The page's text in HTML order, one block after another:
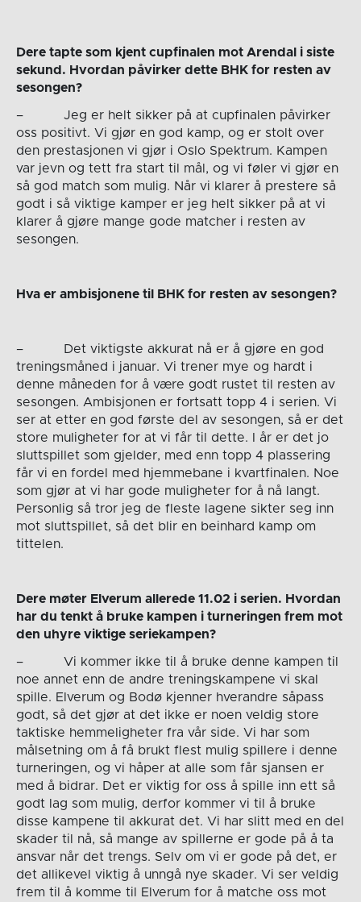
Dere tapte som kjent cupfinalen mot Arendal i siste
sekund. Hvordan påvirker dette BHK for resten av
sesongen?
– Jeg er helt sikker på at cupfinalen påvirker
oss positivt. Vi gjør en god kamp, og er stolt over
den prestasjonen vi gjør i Oslo Spektrum. Kampen
var jevn og tett fra start til mål, og vi føler vi gjør en
så god match som mulig. Når vi klarer å prestere så
godt i så viktige kamper er jeg helt sikker på at vi
klarer å gjøre mange gode matcher i resten av
sesongen.
Hva er ambisjonene til BHK for resten av sesongen?
– Det viktigste akkurat nå er å gjøre en god
treningsmåned i januar. Vi trener mye og hardt i
denne måneden for å være godt rustet til resten av
sesongen. Ambisjonen er fortsatt topp 4 i serien. Vi
ser at etter en god første del av sesongen, så er det
store muligheter for at vi får til dette. I år er det jo
sluttspillet som gjelder, med enn topp 4 plassering
får vi en fordel med hjemmebane i kvartfinalen. Noe
som gjør at vi har gode muligheter for å nå langt.
Personlig så tror jeg de fleste lagene sikter seg inn
mot sluttspillet, så det blir en beinhard kamp om
tittelen.
Dere møter Elverum allerede 11.02 i serien. Hvordan
har du tenkt å bruke kampen i turneringen frem mot
den uhyre viktige seriekampen?
– Vi kommer ikke til å bruke denne kampen til
noe annet enn de andre treningskampene vi skal
spille. Elverum og Bodø kjenner hverandre såpass
godt, så det gjør at det ikke er noen veldig store
taktiske hemmeligheter fra vår side. Vi har som
målsetning om å få brukt flest mulig spillere i denne
turneringen, og vi håper at alle som får sjansen er
med å bidrar. Det er viktig for oss å spille inn ett så
godt lag som mulig, derfor kommer vi til å bruke
disse kampene til akkurat det. Vi har slitt med en del
skader til nå, så mange av spillerne er gode på å ta
ansvar når det trengs. Selv om vi er gode på det, er
det allikevel viktig å unngå nye skader. Vi ser veldig
frem til å komme til Elverum for å matche oss mot